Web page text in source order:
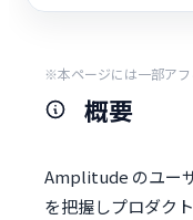
※本ページには一部アフ
概要
Amplitude のユー
を把握しプロダク